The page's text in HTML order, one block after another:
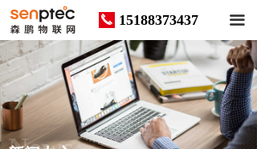
끀
끅 15188373437